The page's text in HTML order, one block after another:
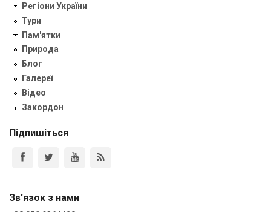
Регіони України
Тури
Пам'ятки
Природа
Блог
Галереї
Відео
Закордон
Підпишіться
Зв'язок з нами